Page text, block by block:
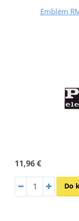
Emblém
11,96 €
Do